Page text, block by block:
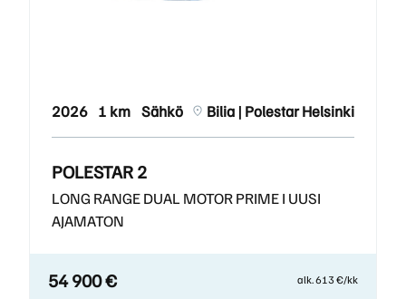
2026 1 km Sähkö Bilia | Polestar Helsinki
POLESTAR 2
LONG RANGE DUAL MOTOR PRIME I UUSI
AJAMATON
54 900 € alk. 613 €/kk